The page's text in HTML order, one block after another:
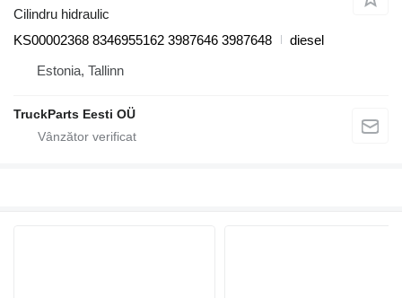
Cilindru hidraulic
KS00002368 8346955162 3987646 3987648
diesel
Estonia, Tallinn
TruckParts Eesti OÜ